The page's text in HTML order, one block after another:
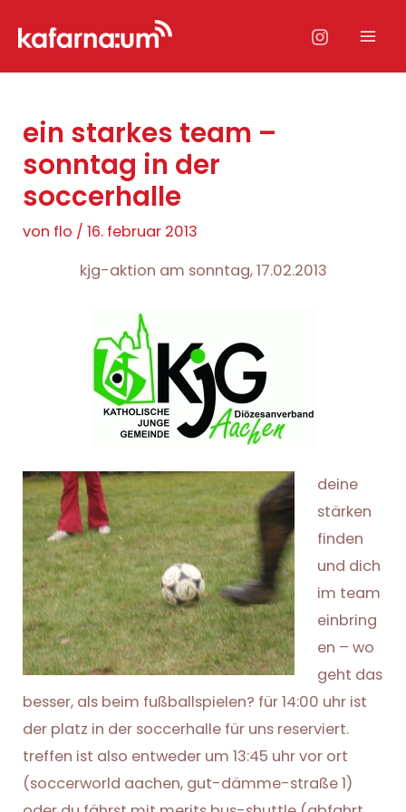
Inhalt
ein starkes team –
sonntag in der
soccerhalle
von flo /16. februar 2013
kjg-aktion am sonntag, 17.02.2013
deine
stärken
finden
und dich
im team
einbring
en – wo
geht das
besser, als beim fußballspielen? für 14:00 uhr ist
der platz in der soccerhalle für uns reserviert.
treffen ist also entweder um 13:45 uhr vor ort
(soccerworld aachen, gut-dämme-straße 1)